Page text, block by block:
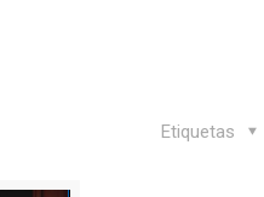
Etiquetas